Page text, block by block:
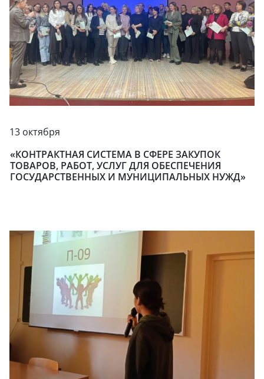
13 октября
«КОНТРАКТНАЯ СИСТЕМА В СФЕРЕ ЗАКУПОК
ТОВАРОВ, РАБОТ, УСЛУГ ДЛЯ ОБЕСПЕЧЕНИЯ
ГОСУДАРСТВЕННЫХ И МУНИЦИПАЛЬНЫХ НУЖД»